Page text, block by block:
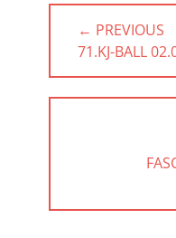
← PREVIOUS
PREVIOUS
POST:
71.KJ-BALL